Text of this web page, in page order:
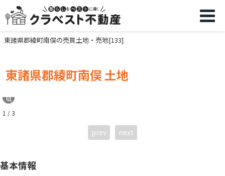
東諸県郡綾町南俣の売買土地・売地[133]
東諸県郡綾町南俣 土地
1 / 3
prev next
基本情報